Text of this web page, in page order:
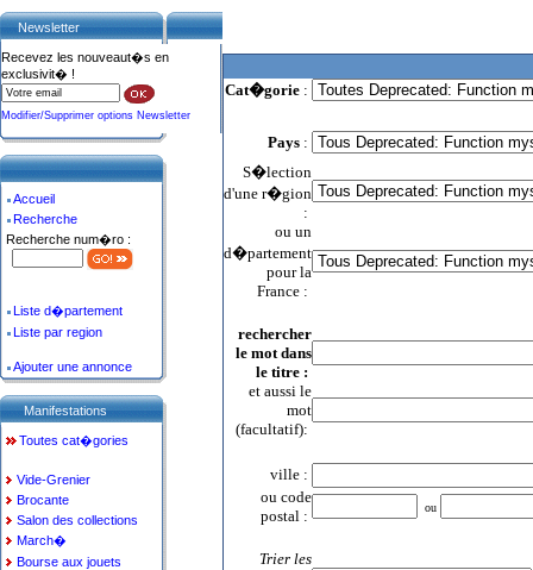
Cat�gorie :
Pays :
S�lection
d'une r�gion
:
ou un
d�partement
pour la
France :
rechercher
le mot dans
le titre :
et aussi le
mot
(facultatif):
ville :
ou code
postal :
ou
Trier les
Newsletter
Recevez les nouveaut�s en
exclusivit� !
Modifier/Supprimer options Newsletter
Accueil
Recherche
Recherche num�ro :
Liste d�partement
Liste par region
Ajouter une annonce
Manifestations
Toutes cat�gories
Vide-Grenier
Brocante
Salon des collections
March�
Bourse aux jouets